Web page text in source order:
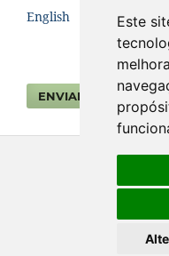
Este
English
ENVIAR SUBMISSÃO